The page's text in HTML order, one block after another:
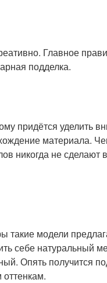
Главное
подделка.
придётся уделить
материала.
никогда не сделают
такие модели
себе натуральный
Опять получится